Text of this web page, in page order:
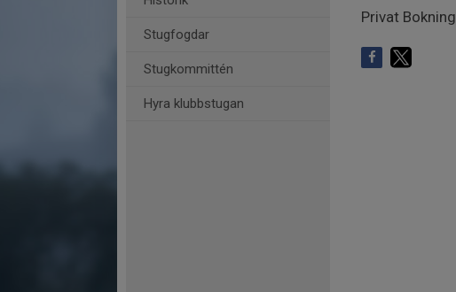
Stugfogdar
Stugkommittén
Hyra klubbstugan
Privat Bokning